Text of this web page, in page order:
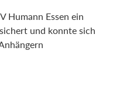
Humann Essen ein
und konnte sich